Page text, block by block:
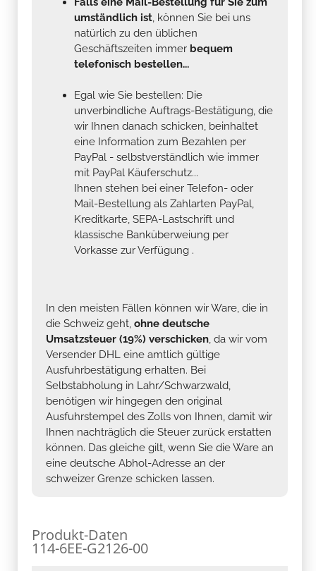
umständlich ist, können Sie bei uns
natürlich zu den üblichen
Geschäftszeiten immer bequem
telefonisch bestellen...
Egal wie Sie bestellen: Die
unverbindliche Auftrags-Bestätigung, die
wir Ihnen danach schicken, beinhaltet
eine Information zum Bezahlen per
PayPal - selbstverständlich wie immer
mit PayPal Käuferschutz...
Ihnen stehen bei einer Telefon- oder
Mail-Bestellung als Zahlarten PayPal,
Kreditkarte, SEPA-Lastschrift und
klassische Banküberweiung per
Vorkasse zur Verfügung .
In den meisten Fällen können wir Ware, die in
die Schweiz geht, ohne deutsche
Umsatzsteuer (19%) verschicken, da wir vom
Versender DHL eine amtlich gültige
Ausfuhrbestätigung erhalten. Bei
Selbstabholung in Lahr/Schwarzwald,
benötigen wir hingegen den original
Ausfuhrstempel des Zolls von Ihnen, damit wir
Ihnen nachträglich die Steuer zurück erstatten
können. Das gleiche gilt, wenn Sie die Ware an
eine deutsche Abhol-Adresse an der
schweizer Grenze schicken lassen.
Produkt-Daten
114-6EE-G2126-00